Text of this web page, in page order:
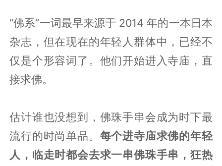
“佛系”一词最早来源于 2014 年的一本日本
杂志，但在现在的年轻人群体中，已经不
仅是个形容词了。他们开始进入寺庙，直
接求佛。
估计谁也没想到，佛珠手串会成为时下最
流行的时尚单品。 每个进寺庙求佛的年轻
人，临走时都会去求一串佛珠手串，狂热